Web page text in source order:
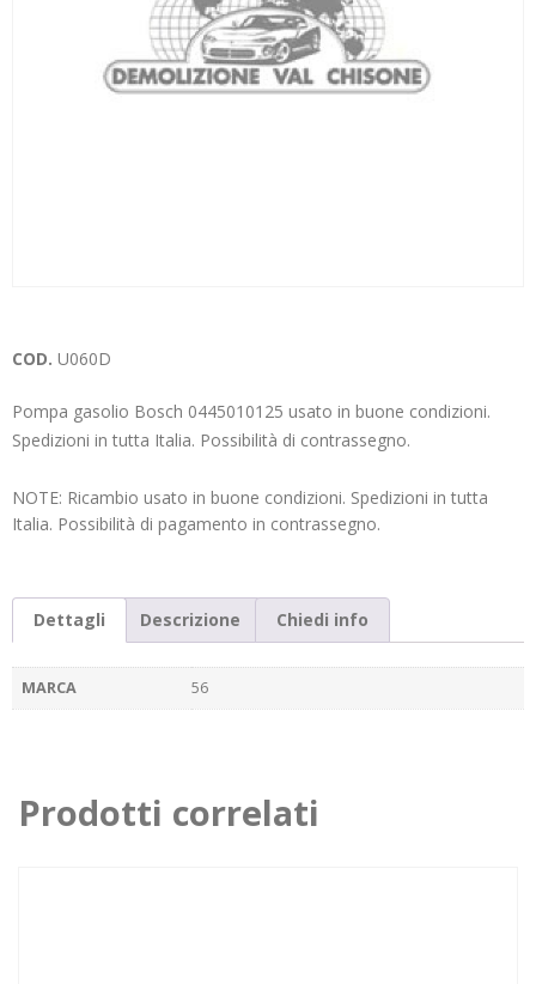
COD. U060D
Pompa gasolio Bosch 0445010125 usato in buone condizioni.
Spedizioni in tutta Italia. Possibilità di contrassegno.
Ricambio usato in buone condizioni. Spedizioni in tutta
Italia. Possibilità di pagamento in contrassegno.
Dettagli Descrizione Chiedi info
MARCA 56
Prodotti correlati